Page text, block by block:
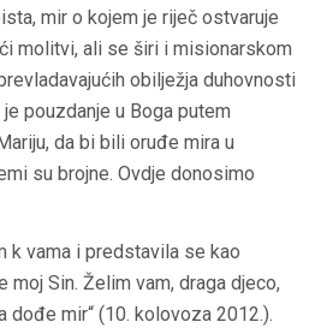
mir o kojem je riječ ostvaruje
molitvi, ali se širi i misionarskom
obilježja duhovnosti
pouzdanje u Boga putem
da bi bili oruđe mira u
su brojne. Ovdje donosimo
k vama i predstavila se kao
moj Sin. Želim vam, draga djeco,
dođe mir“ (10. kolovoza 2012.).